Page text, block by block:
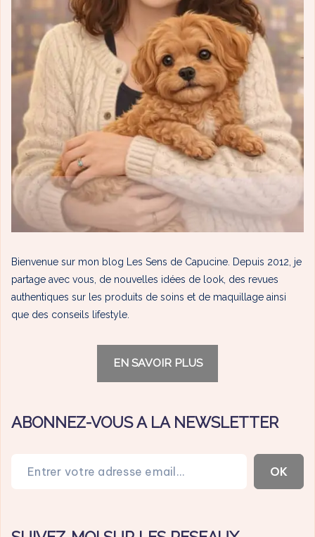
Bienvenue sur mon blog Les Sens de Capucine. Depuis 2012, je
partage avec vous, de nouvelles idées de look, des revues
authentiques sur les produits de soins et de maquillage ainsi
que des conseils lifestyle.
EN SAVOIR PLUS
ABONNEZ-VOUS A LA NEWSLETTER
OK